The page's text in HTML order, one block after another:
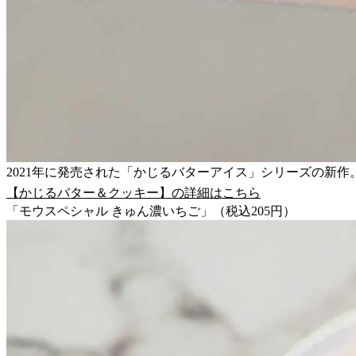
2021年に発売された「かじるバターアイス」シリーズの新作
【かじるバター＆クッキー】の詳細はこちら
「モウスペシャル きゅん濃いちご」（税込205円）